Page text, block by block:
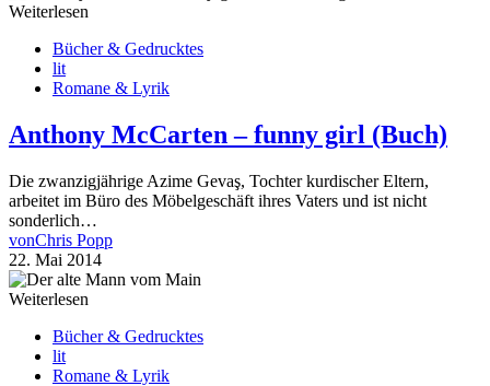
Weiterlesen
Bücher & Gedrucktes
lit
Romane & Lyrik
Anthony McCarten – funny girl (Buch)
Die zwanzigjährige Azime Gevaş, Tochter kurdischer Eltern,
arbeitet im Büro des Möbelgeschäft ihres Vaters und ist nicht
sonderlich…
vonChris Popp
22. Mai 2014
Weiterlesen
Bücher & Gedrucktes
lit
Romane & Lyrik